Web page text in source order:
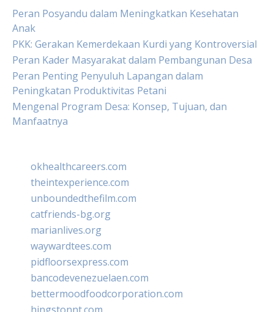
Peran Posyandu dalam Meningkatkan Kesehatan
Anak
PKK: Gerakan Kemerdekaan Kurdi yang Kontroversial
Peran Kader Masyarakat dalam Pembangunan Desa
Peran Penting Penyuluh Lapangan dalam
Peningkatan Produktivitas Petani
Mengenal Program Desa: Konsep, Tujuan, dan
Manfaatnya
okhealthcareers.com
theintexperience.com
unboundedthefilm.com
catfriends-bg.org
marianlives.org
waywardtees.com
pidfloorsexpress.com
bancodevenezuelaen.com
bettermoodfoodcorporation.com